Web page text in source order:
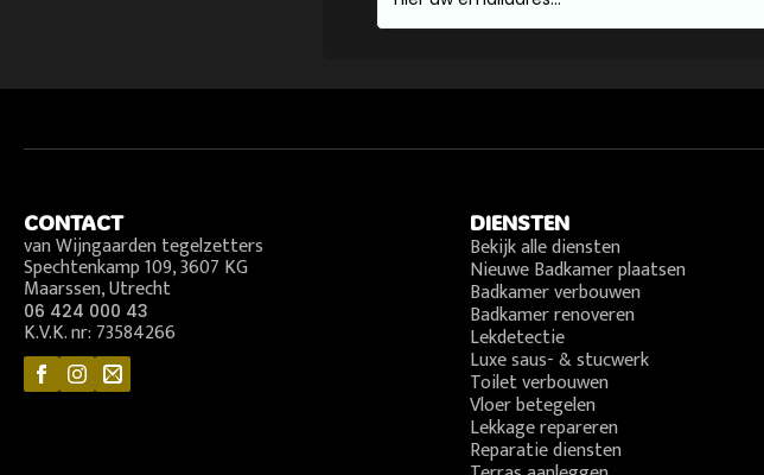
CONTACT
van Wijngaarden tegelzetters
Spechtenkamp 109, 3607 KG
Maarssen, Utrecht
06 424 000 43
K.V.K. nr: 73584266
DIENSTEN
Bekijk alle diensten
Nieuwe Badkamer plaatsen
Badkamer verbouwen
Badkamer renoveren
Lekdetectie
Luxe saus- & stucwerk
Toilet verbouwen
Vloer betegelen
Lekkage repareren
Reparatie diensten